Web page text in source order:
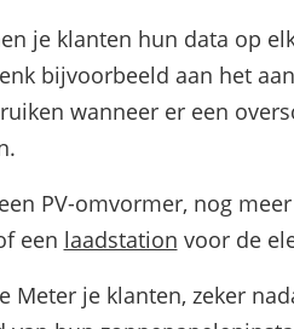
je klanten hun data op
bijvoorbeeld aan het
wanneer er een
PV-omvormer, nog
een laadstation voor de
Meter je klanten, zeker